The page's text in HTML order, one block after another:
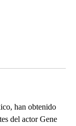
han obtenido
del actor Gene